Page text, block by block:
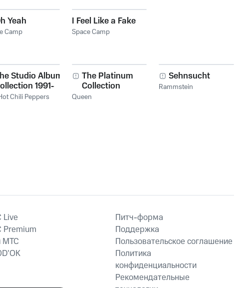
Yeah
Camp
I Feel Like a Fake
Space Camp
Studio Album
1991-
Chili Peppers
The Platinum
Collection
Queen
Sehnsucht
Rammstein
Live
Premium
МТС
Питч-форма
Поддержка
Пользовательское соглашение
Политика
конфиденциальности
Рекомендательные